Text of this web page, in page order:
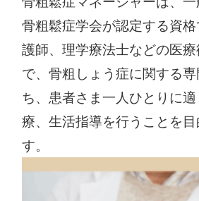
骨粗鬆症学会が認定する資
護師、理学療法士などの医療
で、骨粗しょう症に関する
ち、患者さま一人ひとりに
療、生活指導を行うことを目
す。